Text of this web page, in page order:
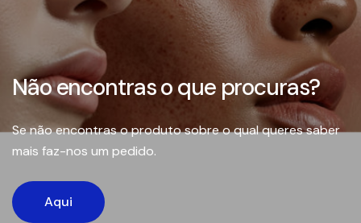
Não encontras o que procuras?
Se não encontras o produto sobre o qual queres saber
mais faz-nos um pedido.
Aqui